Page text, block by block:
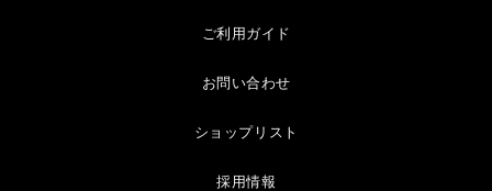
ご利用ガイド
お問い合わせ
ショップリスト
採用情報